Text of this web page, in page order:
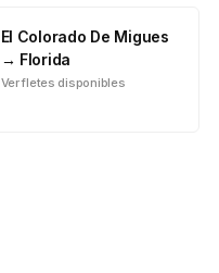
El Colorado De Migues
→ Florida
Ver fletes disponibles